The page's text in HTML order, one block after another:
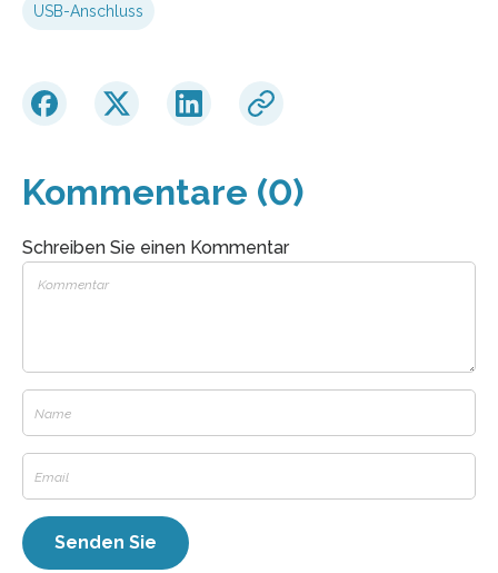
USB-Anschluss
Kommentare (0)
Schreiben Sie einen Kommentar